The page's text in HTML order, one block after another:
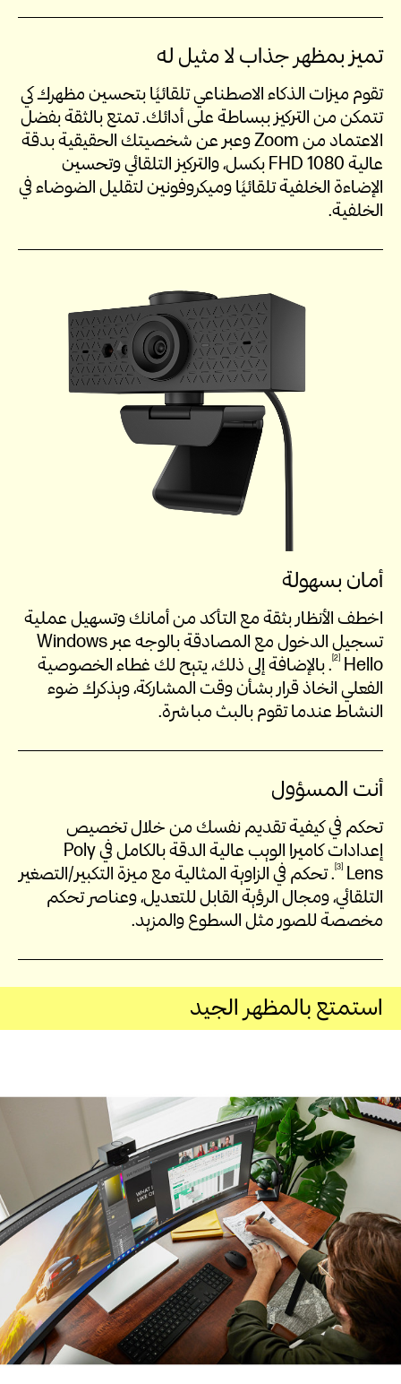
تميز بمظهر جذاب لا مثيل له
تقوم ميزات الذكاء الاصطناعي تلقائيًا بتحسين مظهرك كي
تتمكن من التركيز ببساطة على أدائك. تمتع بالثقة بفضل
الاعتماد من Zoom وعبر عن شخصيتك الحقيقية بدقة
عالية FHD 1080 بكسل، والتركيز التلقائي وتحسين
الإضاءة الخلفية تلقائيًا وميكروفونين لتقليل الضوضاء في
الخلفية.
أمان بسهولة
اخطف الأنظار بثقة مع التأكد من أمانك وتسهيل عملية
تسجيل الدخول مع المصادقة بالوجه عبر Windows
Hello
2 . بالإضافة إلى ذلك، يتيح لك غطاء الخصوصية
الفعلي اتخاذ قرار بشأن وقت المشاركة، ويذكرك ضوء
النشاط عندما تقوم بالبث مباشرة.
أنت المسؤول
تحكم في كيفية تقديم نفسك من خلال تخصيص
إعدادات كاميرا الويب عالية الدقة بالكامل في Poly
Lens
3 . تحكم في الزاوية المثالية مع ميزة التكبير/التصغير
التلقائي، ومجال الرؤية القابل للتعديل، وعناصر تحكم
مخصصة للصور مثل السطوع والمزيد.
استمتع بالمظهر الجيد